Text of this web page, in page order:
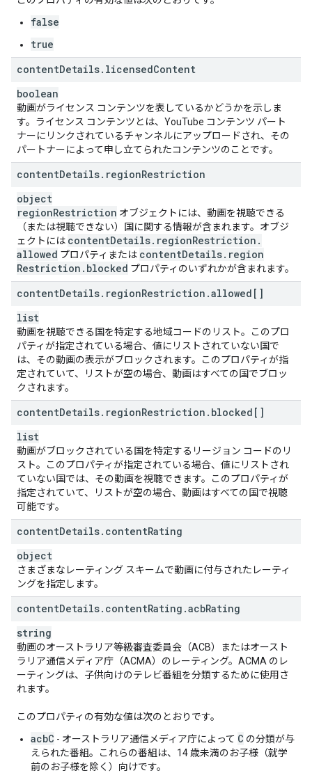
false
true
contentDetails. licensedContent
boolean
動画がライセンス コンテンツを表しているかどうかを示しま
す。ライセンス コンテンツとは、YouTube コンテンツ パート
ナーにリンクされているチャンネルにアップロードされ、その
パートナーによって申し立てられたコンテンツのことです。
contentDetails. regionRestriction
object
regionRestriction オブジェクトには、動画を視聴できる
（または視聴できない）国に関する情報が含まれます。オブジ
ェクトには contentDetails. regionRestriction .
allowed プロパティまたは contentDetails. region
Restriction . blocked プロパティのいずれかが含まれます。
contentDetails. regionRestriction .allowed[]
list
動画を視聴できる国を特定する地域コードのリスト。このプロ
パティが指定されている場合、値にリストされていない国で
は、その動画の表示がブロックされます。このプロパティが指
定されていて、リストが空の場合、動画はすべての国でブロッ
クされます。
contentDetails. regionRestriction . blocked[]
list
動画がブロックされている国を特定するリージョン コードのリ
スト。このプロパティが指定されている場合、値にリストされ
ていない国では、その動画を視聴できます。このプロパティが
指定されていて、リストが空の場合、動画はすべての国で視聴
可能です。
contentDetails. contentRating
object
さまざまなレーティング スキームで動画に付与されたレーティ
ングを指定します。
contentDetails. contentRating .acbRating
string
動画のオーストラリア等級審査委員会（ACB）またはオースト
ラリア通信メディア庁（ACMA）のレーティング。ACMA のレ
ーティングは、子供向けのテレビ番組を分類するために使用さ
れます。
このプロパティの有効な値は次のとおりです。
acbC - オーストラリア通信メディア庁によって C の分類が与
えられた番組。これらの番組は、14 歳未満のお子様（就学
前のお子様を除く）向けです。